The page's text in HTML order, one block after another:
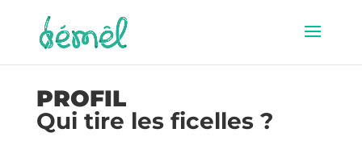
PROFIL
Qui tire les ficelles ?